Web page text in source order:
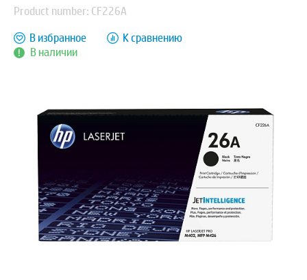
Product number: CF226A
В наличии
В избранное К сравнению